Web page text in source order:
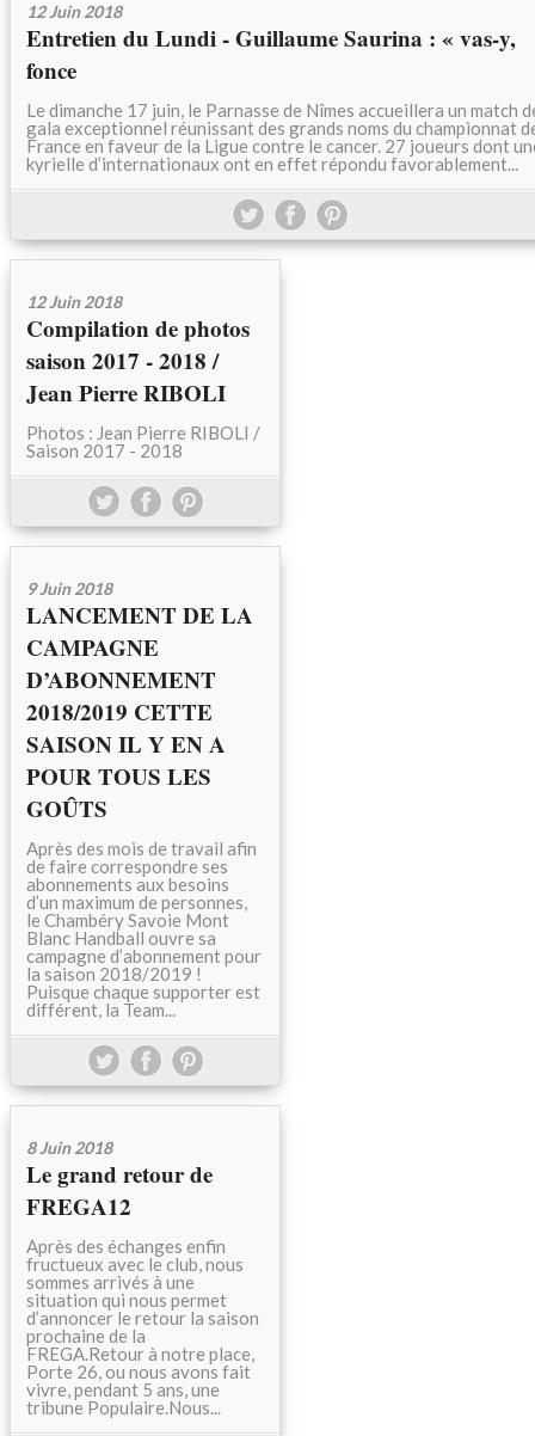
12 Juin 2018
Entretien du Lundi - Guillaume Saurina : « vas-y,
fonce
Le dimanche 17 juin, le Parnasse de Nîmes accueillera un match
gala exceptionnel réunissant des grands noms du championnat
France en faveur de la Ligue contre le cancer. 27 joueurs dont
kyrielle d’internationaux ont en effet répondu favorablement...
12 Juin 2018
Compilation de photos
saison 2017 - 2018 /
Jean Pierre RIBOLI
Photos : Jean Pierre RIBOLI /
Saison 2017 - 2018
9 Juin 2018
LANCEMENT DE LA
CAMPAGNE
D’ABONNEMENT
2018/2019 CETTE
SAISON IL Y EN A
POUR TOUS LES
GOÛTS
Après des mois de travail afin
de faire correspondre ses
abonnements aux besoins
d’un maximum de personnes,
le Chambéry Savoie Mont
Blanc Handball ouvre sa
campagne d’abonnement pour
la saison 2018/2019 !
Puisque chaque supporter est
différent, la Team...
8 Juin 2018
Le grand retour de
FREGA12
Après des échanges enfin
fructueux avec le club, nous
sommes arrivés à une
situation qui nous permet
d’annoncer le retour la saison
prochaine de la
FREGA.Retour à notre place,
Porte 26, ou nous avons fait
vivre, pendant 5 ans, une
tribune Populaire.Nous...